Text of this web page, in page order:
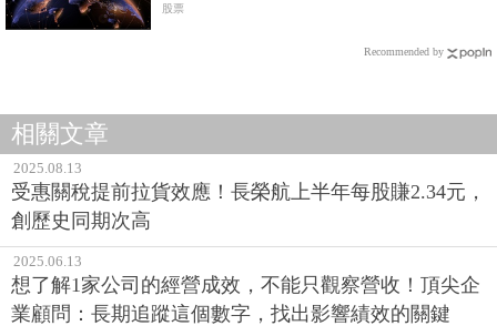
股票
Recommended by
相關文章
2025.08.13
受惠關稅提前拉貨效應！長榮航上半年每股賺2.34元，
創歷史同期次高
2025.06.13
想了解1家公司的經營成效，不能只觀察營收！頂尖企
業顧問：長期追蹤這個數字，找出影響績效的關鍵